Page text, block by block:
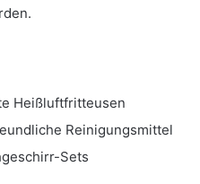
Heißluftfritteusen
Reinigungsmittel
Sets